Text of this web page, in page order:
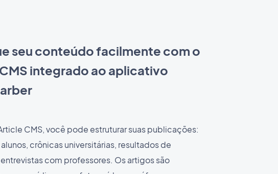
seu conteúdo facilmente com o
integrado ao aplicativo
CMS, você pode estruturar suas publicações:
crônicas universitárias, resultados de
com professores. Os artigos são